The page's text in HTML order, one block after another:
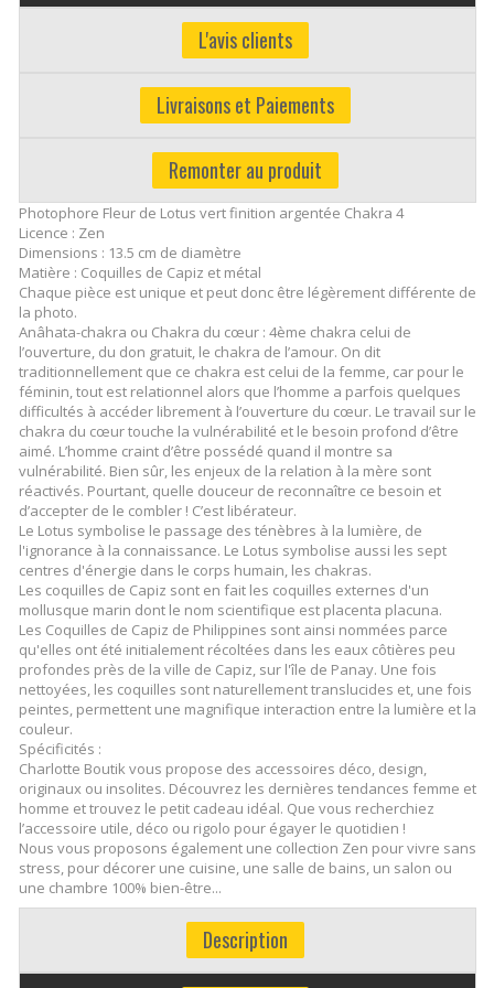
L'avis clients
Livraisons et Paiements
Remonter au produit
Photophore Fleur de Lotus vert finition argentée Chakra 4
Licence : Zen
Dimensions : 13.5 cm de diamètre
Matière : Coquilles de Capiz et métal
Chaque pièce est unique et peut donc être légèrement différente de
la photo.
Anâhata-chakra ou Chakra du cœur : 4ème chakra celui de
l’ouverture, du don gratuit, le chakra de l’amour. On dit
traditionnellement que ce chakra est celui de la femme, car pour le
féminin, tout est relationnel alors que l’homme a parfois quelques
difficultés à accéder librement à l’ouverture du cœur. Le travail sur le
chakra du cœur touche la vulnérabilité et le besoin profond d’être
aimé. L’homme craint d’être possédé quand il montre sa
vulnérabilité. Bien sûr, les enjeux de la relation à la mère sont
réactivés. Pourtant, quelle douceur de reconnaître ce besoin et
d’accepter de le combler ! C’est libérateur.
Le Lotus symbolise le passage des ténèbres à la lumière, de
l'ignorance à la connaissance. Le Lotus symbolise aussi les sept
centres d'énergie dans le corps humain, les chakras.
Les coquilles de Capiz sont en fait les coquilles externes d'un
mollusque marin dont le nom scientifique est placenta placuna.
Les Coquilles de Capiz de Philippines sont ainsi nommées parce
qu'elles ont été initialement récoltées dans les eaux côtières peu
profondes près de la ville de Capiz, sur l'île de Panay. Une fois
nettoyées, les coquilles sont naturellement translucides et, une fois
peintes, permettent une magnifique interaction entre la lumière et la
couleur.
Spécificités :
Charlotte Boutik vous propose des accessoires déco, design,
originaux ou insolites. Découvrez les dernières tendances femme et
homme et trouvez le petit cadeau idéal. Que vous recherchiez
l’accessoire utile, déco ou rigolo pour égayer le quotidien !
Nous vous proposons également une collection Zen pour vivre sans
stress, pour décorer une cuisine, une salle de bains, un salon ou
une chambre 100% bien-être...
Description